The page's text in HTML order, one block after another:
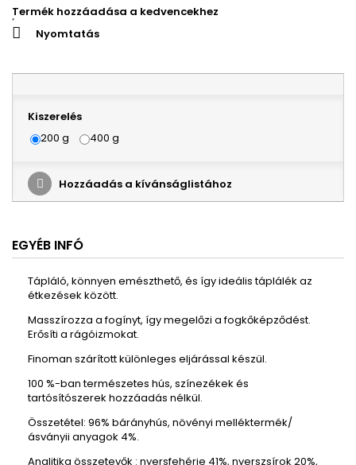
Termék hozzáadása a kedvencekhez
Nyomtatás
Kiszerelés
200 g
400 g
Hozzáadás a kívánságlistához
EGYÉB INFÓ
Tápláló, könnyen emészthető, és ígyideális táplálék az
étkezések között.
Masszírozza a fogínyt, így megelőzi a fogkőképződést.
Erősíti a rágóizmokat.
Finoman szárítottkülönleges eljárással készül.
100 %-ban természetes hús, színezékek és
tartósítószerek hozzáadás nélkül.
Összetétel: 96% bárányhús, növényi melléktermék/
ásványii anyagok 4%.
Analitika összetevők : nyersfehérje 41%, nyerszsírok 20%,